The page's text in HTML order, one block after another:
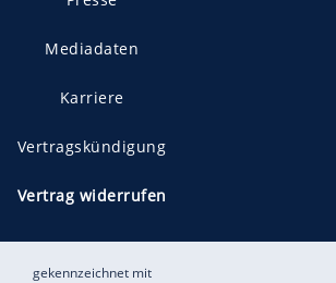
Mediadaten
Karriere
Vertragskündigung
Vertrag widerrufen
gekennzeichnet mit